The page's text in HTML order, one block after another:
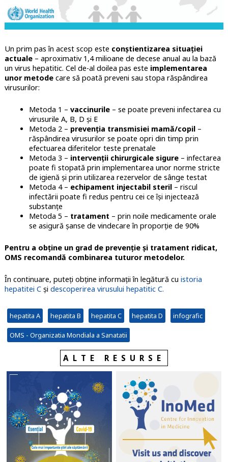
Un prim pas în acest scop este conștientizarea situației
actuale – aproximativ 1,4 milioane de decese anual au la bază
un virus hepatitic. Cel de-al doilea pas este implementarea
unor metodecare să poată preveni sau stopa răspândirea
virusurilor:
Metoda 1 – vaccinurile– se poate preveni infectarea cu
virusurile A, B, D și E
Metoda 2 – prevenția transmisiei mamă/copil–
răspândirea virusurilor se poate opri din timp prin
efectuarea diferitelor teste prenatale
Metoda 3 – intervenții chirurgicale sigure– infectarea
poate fi stopată prin implementarea unor norme stricte
de igienă și prin utilizarea rezervelor de sânge testat
Metoda 4 – echipament injectabil steril– riscul
infectării poate fi redus pentru cei ce își injectează
substanțe
Metoda 5 – tratament – prin noile medicamente orale
se asigură șanse de vindecare în proporție de 90%
Pentru a obține un grad de prevenție și tratament ridicat,
OMS recomandă combinarea tuturor metodelor.
În continuare, puteți obține informații în legătură cu istoria
hepatitei Cși descoperirea virusului hepatitic C.
hepatita A hepatita B hepatita C hepatita D infografic
OMS - Organizatia Mondiala a Sanatatii
ALTE RESURSE